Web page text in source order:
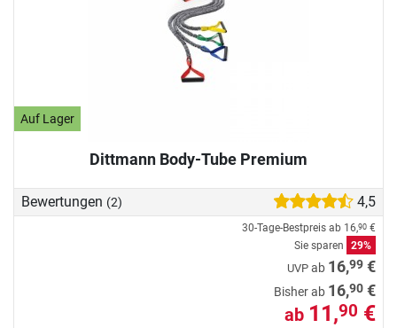
Auf Lager
Dittmann Body-Tube Premium
Bewertungen (2) 4,5
30-Tage-Bestpreis ab 16,90 €
Sie sparen
29%
UVP ab 16,99 €
Bisher ab 16,90 €
ab 11,90 €